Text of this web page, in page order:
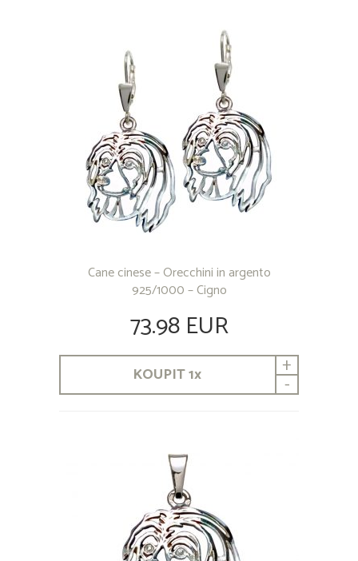
Cane cinese – Orecchini in argento
925/1000 – Cigno
73.98 EUR
KOUPIT1x +
-